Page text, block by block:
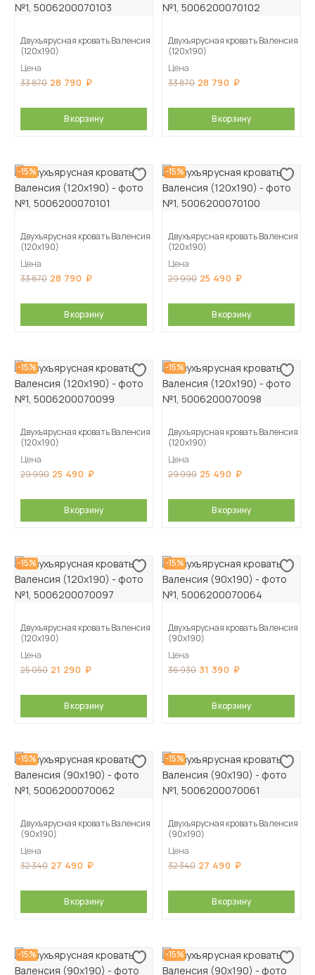
Двухъярусная кровать Валенсия
(120х190)
Цена
33 870 28 790
В корзину
Двухъярусная кровать Валенсия
(120х190)
Цена
33 870 28 790
В корзину
-15%
Двухъярусная кровать Валенсия
(120х190)
Цена
33 870 28 790
В корзину
-15%
Двухъярусная кровать Валенсия
(120х190)
Цена
29 990 25 490
В корзину
-15%
Двухъярусная кровать Валенсия
(120х190)
Цена
29 990 25 490
В корзину
-15%
Двухъярусная кровать Валенсия
(120х190)
Цена
29 990 25 490
В корзину
-15%
Двухъярусная кровать Валенсия
(120х190)
Цена
25 050 21 290
В корзину
-15%
Двухъярусная кровать Валенсия
(90х190)
Цена
36 930 31 390
В корзину
-15%
Двухъярусная кровать Валенсия
(90х190)
Цена
32 340 27 490
В корзину
-15%
Двухъярусная кровать Валенсия
(90х190)
Цена
32 340 27 490
В корзину
-15% -15%